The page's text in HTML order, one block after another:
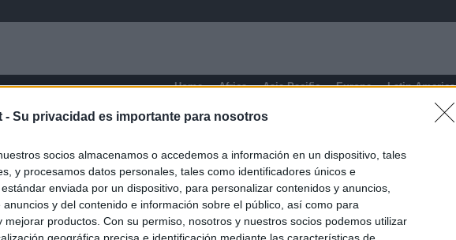
- Su privacidad es importante para nosotros
socios almacenamos o accedemos a información en un dispositivo, tales
y procesamos datos personales, tales como identificadores únicos e
enviada por un dispositivo, para personalizar contenidos y anuncios,
anuncios y del contenido e información sobre el público, así como para
mejorar productos. Con su permiso, nosotros y nuestros socios podemos utilizar
Home Africa Asia-Pacific Europe Latin America
Pereira